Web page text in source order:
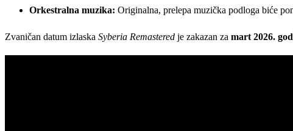
Orkestralna muzika: Originalna, prelepa muzička podloga biće
Zvaničan datum izlaska Syberia Remastered je zakazan za mart 2026.